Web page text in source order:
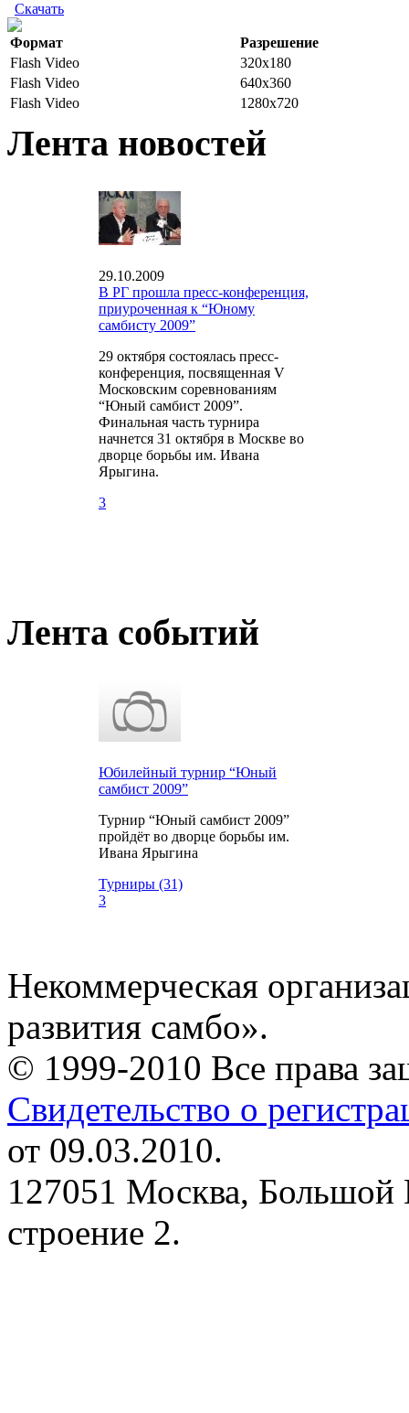
Скачать
Формат
Разрешение
Flash Video
320x180
Flash Video
640x360
Flash Video
1280x720
Лента новостей
29.10.2009
В РГ прошла пресс-конференция,
приуроченная к “Юному
самбисту 2009”
29 октября состоялась пресс-
конференция, посвященная V
Московским соревнованиям
“Юный самбист 2009”.
Финальная часть турнира
начнется 31 октября в Москве во
дворце борьбы им. Ивана
Ярыгина.
3
Лента событий
Юбилейный турнир “Юный
самбист 2009”
Турнир “Юный самбист 2009”
пройдёт во дворце борьбы им.
Ивана Ярыгина
Турниры (31)
3
Некоммерческая
развития самбо».
© 1999-2010 Все права
Свидетельство о
от 09.03.2010.
127051 Москва, Большой
строение 2.